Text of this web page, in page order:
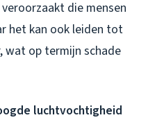
die mensen
het kan ook leiden tot
wat op termijn schade
luchtvochtigheid